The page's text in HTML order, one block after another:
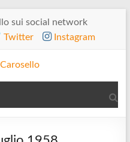
sui social network
Twitter Instagram